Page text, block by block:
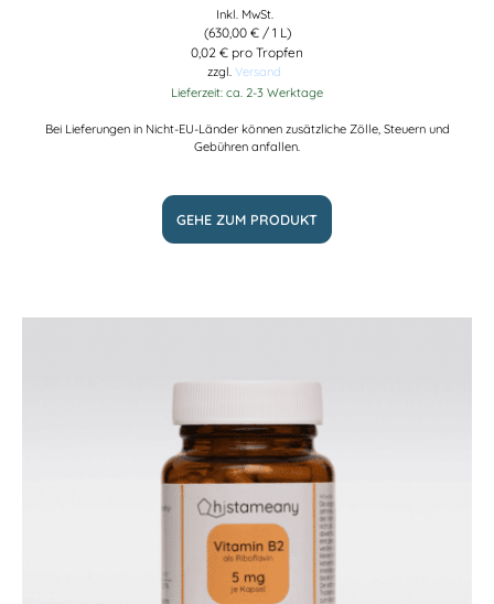
Inkl. MwSt.
(630,00 €/ 1 L)
0,02 € pro Tropfen
zzgl. Versand
Lieferzeit: ca. 2-3 Werktage
Bei Lieferungen in Nicht-EU-Länder können zusätzliche Zölle, Steuern und
Gebühren anfallen.
GEHE ZUM PRODUKT